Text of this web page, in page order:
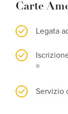
Carte
Legata
®
Servizio